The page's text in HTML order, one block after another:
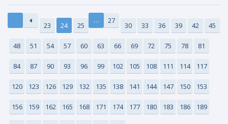
23 24 25
… 27
30 33 36 39 42 45
48 51 54 57 60 63 66 69 72 75 78 81
84 87 90 93 96 99 102 105 108 111 114 117
120 123 126 129 132 135 138 141 144 147 150 153
156 159 162 165 168 171 174 177 180 183 186 189